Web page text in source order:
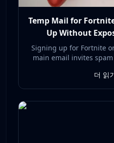
Temp Mail for
Up Without
Signing up for Fortnite
main email invites
privately and keep
더 읽